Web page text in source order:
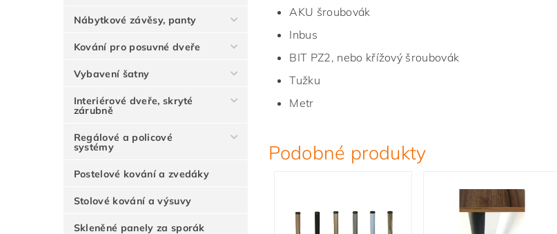
Nábytkové závěsy, panty
Kování pro posuvné dveře
Vybavení šatny
Interiérové dveře, skryté
zárubně
Regálové a policové
systémy
Postelové kování a zvedáky
Stolové kování a výsuvy
Skleněné panely za sporák
AKU šroubovák
Inbus
BIT PZ2, nebo křížový šroubovák
Tužku
Metr
Podobné produkty